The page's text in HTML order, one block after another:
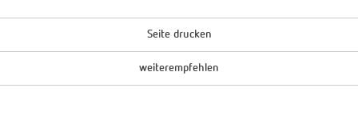
Seite drucken
weiterempfehlen